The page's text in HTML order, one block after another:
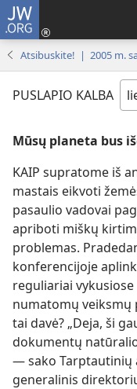
JW.ORG
Atsibuskite! | 2005 m.
PUSLAPIO KALBA
Mūsų planeta bus
KAIP supratome iš
mastais eikvoti
pasaulio vadovai
apriboti miškų
problemas.
konferencijoje
reguliariai
numatomų veiksmų
tai davė? „Deja, ši
dokumentų
— sako Tarptautinių
generalinis